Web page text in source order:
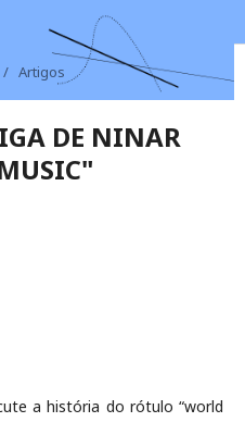
/ Artigos
DE NINAR
a história do rótulo “world